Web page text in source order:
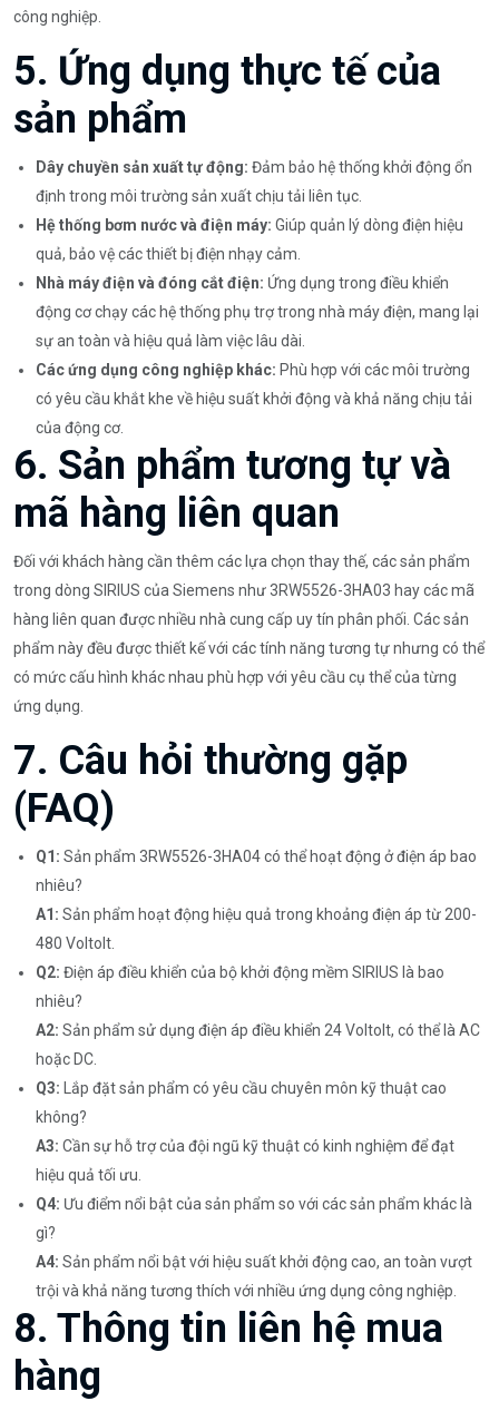
công nghiệp.
5. Ứng dụng thực tế của
sản phẩm
Dây chuyền sản xuất tự động: Đảm bảo hệ thống khởi động ổn
định trong môi trường sản xuất chịu tải liên tục.
Hệ thống bơm nước và điện máy: Giúp quản lý dòng điện hiệu
quả, bảo vệ các thiết bị điện nhạy cảm.
Nhà máy điện và đóng cắt điện: Ứng dụng trong điều khiển
động cơ chạy các hệ thống phụ trợ trong nhà máy điện, mang lại
sự an toàn và hiệu quả làm việc lâu dài.
Các ứng dụng công nghiệp khác: Phù hợp với các môi trường
có yêu cầu khắt khe về hiệu suất khởi động và khả năng chịu tải
của động cơ.
6. Sản phẩm tương tự và
mã hàng liên quan
Đối với khách hàng cần thêm các lựa chọn thay thế, các sản phẩm
trong dòng SIRIUS của Siemens như 3RW5526-3HA03 hay các mã
hàng liên quan được nhiều nhà cung cấp uy tín phân phối. Các sản
phẩm này đều được thiết kế với các tính năng tương tự nhưng có thể
có mức cấu hình khác nhau phù hợp với yêu cầu cụ thể của từng
ứng dụng.
7. Câu hỏi thường gặp
(FAQ)
Q1: Sản phẩm 3RW5526-3HA04 có thể hoạt động ở điện áp bao
nhiêu?
A1: Sản phẩm hoạt động hiệu quả trong khoảng điện áp từ 200-
480 Voltolt.
Q2: Điện áp điều khiển của bộ khởi động mềm SIRIUS là bao
nhiêu?
A2: Sản phẩm sử dụng điện áp điều khiển 24 Voltolt, có thể là AC
hoặc DC.
Q3: Lắp đặt sản phẩm có yêu cầu chuyên môn kỹ thuật cao
không?
A3: Cần sự hỗ trợ của đội ngũ kỹ thuật có kinh nghiệm để đạt
hiệu quả tối ưu.
Q4: Ưu điểm nổi bật của sản phẩm so với các sản phẩm khác là
gì?
A4: Sản phẩm nổi bật với hiệu suất khởi động cao, an toàn vượt
trội và khả năng tương thích với nhiều ứng dụng công nghiệp.
8. Thông tin liên hệ mua
hàng